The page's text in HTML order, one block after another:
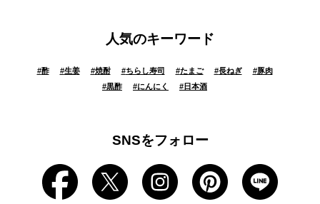
人気のキーワード
#酢 #生姜 #焼酎 #ちらし寿司 #たまご #長ねぎ #豚肉
#黒酢 #にんにく #日本酒
SNSをフォロー